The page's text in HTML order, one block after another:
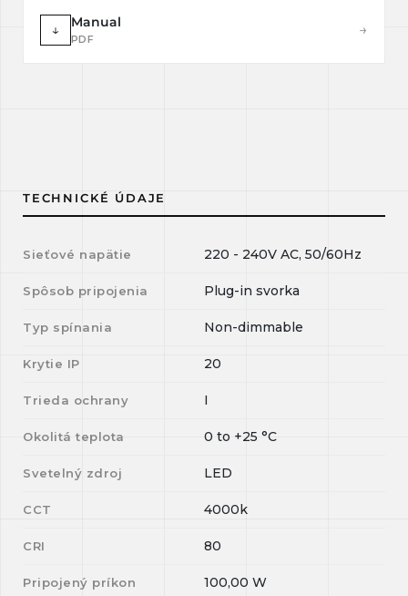
↓ Manual
PDF
→
TECHNICKÉ ÚDAJE
Sieťové napätie 220 - 240V AC, 50/60Hz
Spôsob pripojenia Plug-in svorka
Typ spínania Non-dimmable
Krytie IP 20
Trieda ochrany I
Okolitá teplota 0 to +25 °C
Svetelný zdroj LED
CCT 4000k
CRI 80
Pripojený príkon 100,00 W